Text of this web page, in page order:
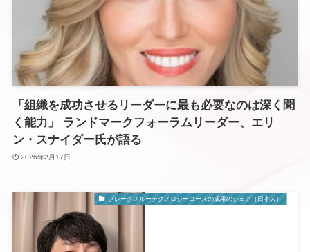
「組織を成功させるリーダーに最も必要なのは深く聞
く能力」 ランドマークフォーラムリーダー、エリ
ン・スナイダー氏が語る
2026年2月17日
ブレークスルーテクノロジーコースの成果のシェア（日本人）